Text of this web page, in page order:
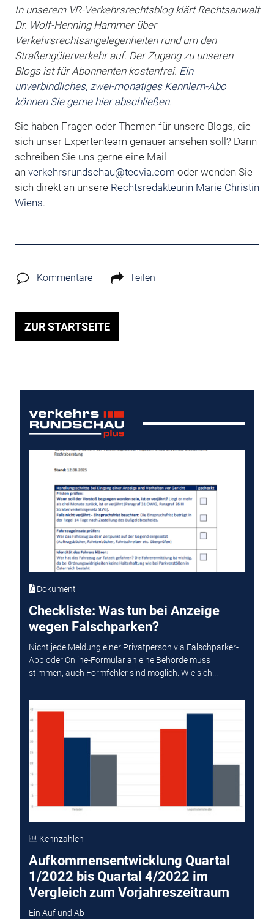
In unserem VR-Verkehrsrechtsblog klärt Rechtsanwalt
Dr. Wolf-Henning Hammerüber
Verkehrsrechtsangelegenheiten rund um den
Straßengüterverkehr auf. Der Zugang zu unseren
Blogs ist für Abonnenten kostenfrei. Ein
unverbindliches, zwei-monatiges Kennlern-Abo
können Sie gerne hier abschließen.
Sie haben Fragen oder Themen für unsere Blogs, die
sich unser Expertenteam genauer ansehen soll? Dann
schreiben Sie uns gerne eine Mail
an verkehrsrundschau@tecvia.com oder wenden Sie
sich direkt an unsere Rechtsredakteurin Marie Christin
Wiens.
Kommentare Teilen
ZUR STARTSEITE
Dokument
Checkliste: Was tun bei Anzeige
wegen Falschparken?
Nicht jede Meldung einer Privatperson via Falschparker-
App oder Online-Formular an eine Behörde muss
stimmen, auch Formfehler sind möglich. Wie sich...
Kennzahlen
Aufkommensentwicklung Quartal
1/2022 bis Quartal 4/2022 im
Vergleich zum Vorjahreszeitraum
Ein Auf und Ab